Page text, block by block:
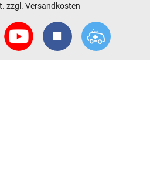
zzgl. Versandkosten